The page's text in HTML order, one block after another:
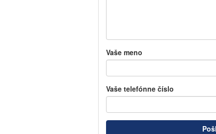
Vaše meno
Vaše telefónne číslo